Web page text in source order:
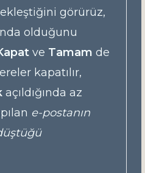
görürüz,
olduğunu
ve Tamam de
kapatılır,
açıldığında az
e-postanın